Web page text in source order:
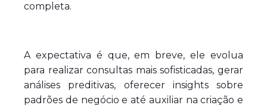
completa.
A expectativa é que, em breve, ele evolua
para realizar consultas mais sofisticadas, gerar
análises preditivas, oferecer insights sobre
padrões de negócio e até auxiliar na criação e